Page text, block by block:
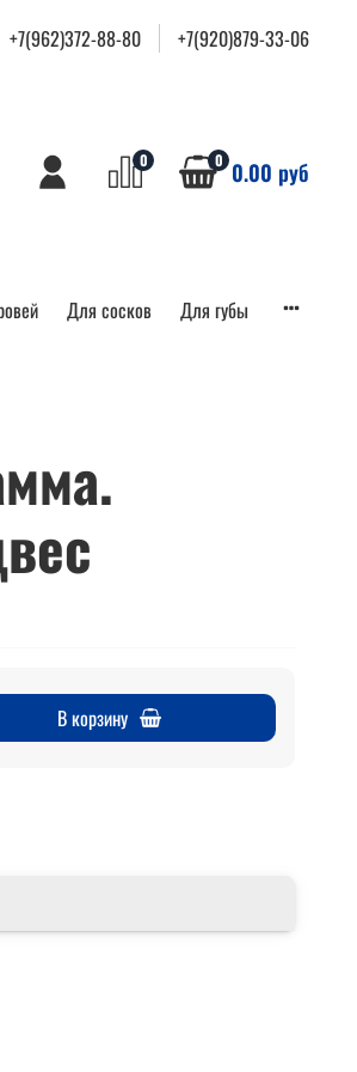
+7(962)372-88-80 +7(920)879-33-06
0 0 0.00 руб
Для сосков Для губы
В корзину